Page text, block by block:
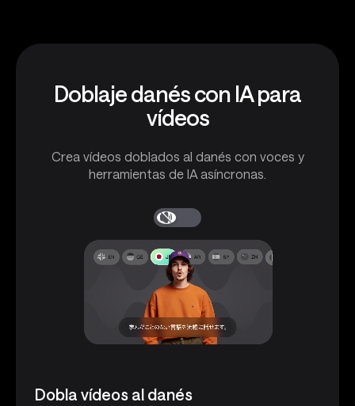
Doblaje danés con IA para
vídeos
Crea vídeos doblados al danés con voces y
herramientas de IA asíncronas.
Dobla vídeos al danés